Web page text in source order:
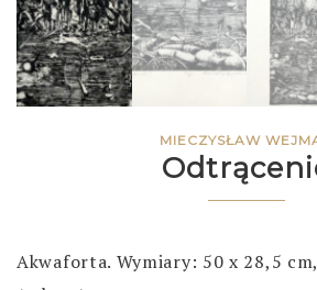
MIECZYSŁAW
Akwaforta. Wymiary: 50 x 28,5